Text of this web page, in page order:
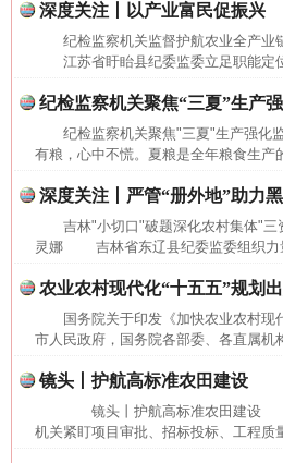
深度关注丨以产业富民促振兴
纪检监察机关监督护航农业全产
江苏省盱眙县纪委监委立足职能定
纪检监察机关聚焦“三夏”生产
纪检监察机关聚焦"三夏"生产强
有粮，心中不慌。夏粮是全年粮食生
深度关注丨严管“册外地”助力
吉林"小切口"破题深化农村集体"
灵娜 吉林省东辽县纪委监委组织力
农业农村现代化“十五五”规划
国务院关于印发《加快农业农村
市人民政府，国务院各部委、各直属
镜头丨护航高标准农田建设
镜头丨护航高标准农田建设 高
机关紧盯项目审批、招标投标、工程
网上购药对药下症？
这是一记警钟！